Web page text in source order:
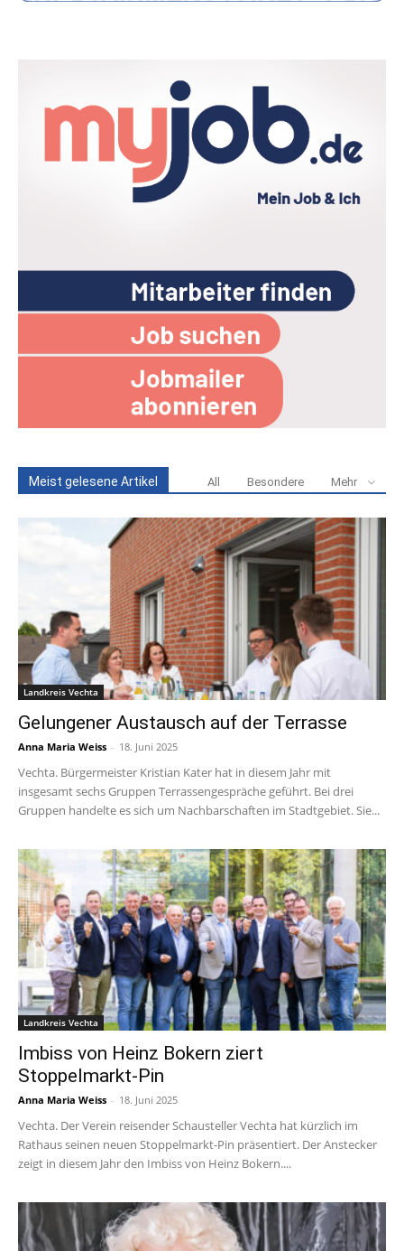
Meist gelesene Artikel All Besondere Mehr
Landkreis Vechta
Gelungener Austausch auf der Terrasse
Anna Maria Weiss - 18. Juni 2025
Vechta. Bürgermeister Kristian Kater hat in diesem Jahr mit
insgesamt sechs Gruppen Terrassengespräche geführt. Bei drei
Gruppen handelte es sich um Nachbarschaften im Stadtgebiet. Sie...
Landkreis Vechta
Imbiss von Heinz Bokern ziert
Stoppelmarkt-Pin
Anna Maria Weiss - 18. Juni 2025
Vechta. Der Verein reisender Schausteller Vechta hat kürzlich im
Rathaus seinen neuen Stoppelmarkt-Pin präsentiert. Der Anstecker
zeigt in diesem Jahr den Imbiss von Heinz Bokern....